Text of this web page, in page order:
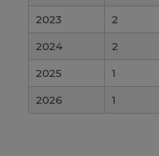
2023
2
2024
2
2025
1
2026
1